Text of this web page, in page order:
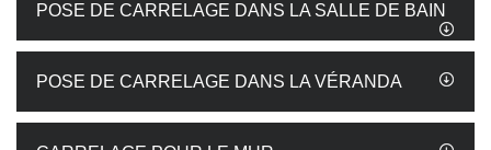
POSE DE CARRELAGE DANS LA SALLE DE BAIN
POSE DE CARRELAGE DANS LA VÉRANDA